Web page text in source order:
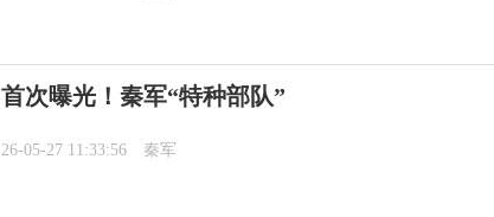
首次曝光！秦军“特种部队”
26-05-27 11:33:56 秦军